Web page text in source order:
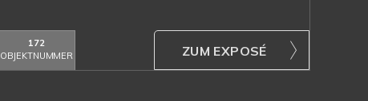
172
OBJEKTNUMMER
ZUM EXPOSÉ